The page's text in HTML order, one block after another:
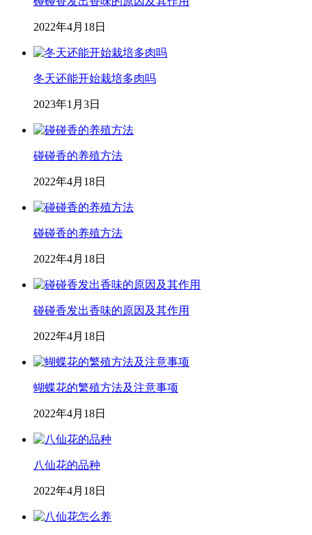
2022年4月18日
冬天还能开始栽培多肉吗
2023年1月3日
碰碰香的养殖方法
2022年4月18日
碰碰香的养殖方法
2022年4月18日
碰碰香发出香味的原因及其作用
2022年4月18日
蝴蝶花的繁殖方法及注意事项
2022年4月18日
八仙花的品种
2022年4月18日